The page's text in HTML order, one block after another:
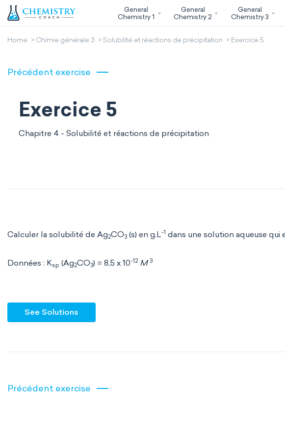
General
Chemistry 1
General
Chemistry 2
General
Chemistry 3
Home Chimie générale 3 Solubilité et réactions de précipitation Exercice 5
Précédent exercise
Exercice 5
Chapitre 4 - Solubilité et réactions de précipitation
Calculer la solubilité de Ag2CO3 (s) en g.L-1 dans une solution aqueuse qui
Données : Ksp (Ag2CO3) = 8,5 x 10-12 M 3
See Solutions
Précédent exercise